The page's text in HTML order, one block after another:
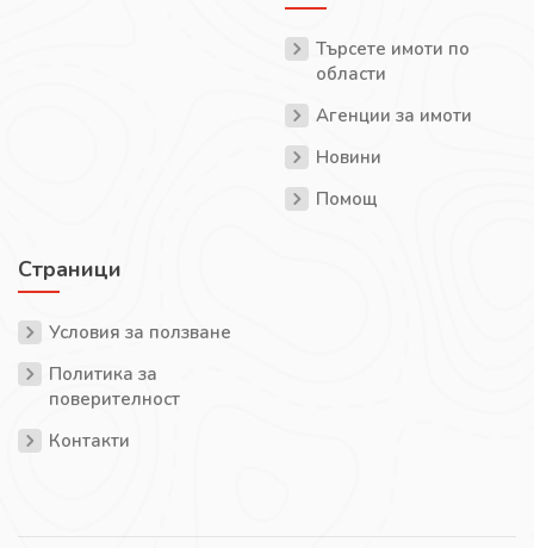
Търсете имоти по
области
Агенции за имоти
Новини
Помощ
Страници
Условия за ползване
Политика за
поверителност
Контакти